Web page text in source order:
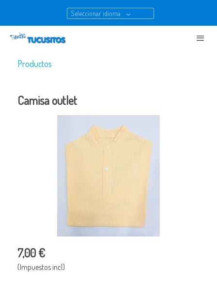
Seleccionar idioma
Productos
Camisa outlet
7,00 €
(Impuestos incl)